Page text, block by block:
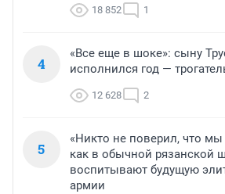
18 852 1
4
«Все еще в шоке»: сыну
исполнился год —
12 628 2
5
«Никто не поверил, что мы
как в обычной рязанской
воспитывают будущую
армии